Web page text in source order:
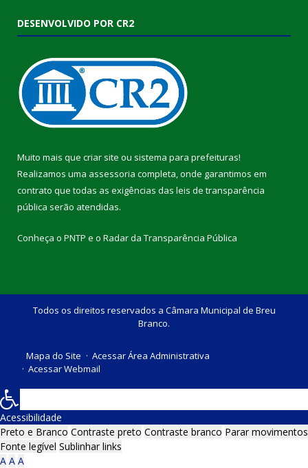
DESENVOLVIDO POR CR2
Muito mais que criar site ou sistema para prefeituras!
Realizamos uma assessoria completa, onde garantimos em
contrato que todas as exigências das leis de transparência
pública serão atendidas.
Conheça o PNTP e o Radar da Transparência Pública
Todos os direitos reservados a Câmara Municipal de Breu
Branco.
Mapa do Site
Acessar Área Administrativa
Acessar Webmail
Acessibilidade
Preto e Branco Contraste preto Contraste branco Parar movimentos
Fonte legível Sublinhar links
A A A